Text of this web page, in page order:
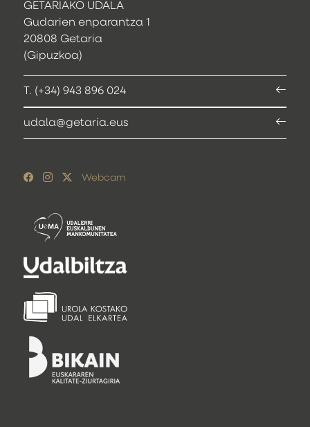
GETARIAKO UDALA
Gudarien enparantza 1
20808 Getaria
(Gipuzkoa)
T. (+34) 943 896 024
udala@getaria.eus
Webcam